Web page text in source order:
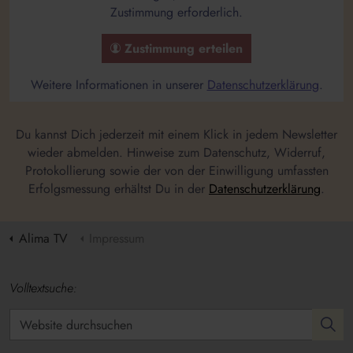
Zustimmung erforderlich.
Zustimmung erteilen
Weitere Informationen in unserer Datenschutzerklärung.
Du kannst Dich jederzeit mit einem Klick in jedem Newsletter
wieder abmelden. Hinweise zum Datenschutz, Widerruf,
Protokollierung sowie der von der Einwilligung umfassten
Erfolgsmessung erhältst Du in der Datenschutzerklärung.
Alima TV
Volltextsuche: